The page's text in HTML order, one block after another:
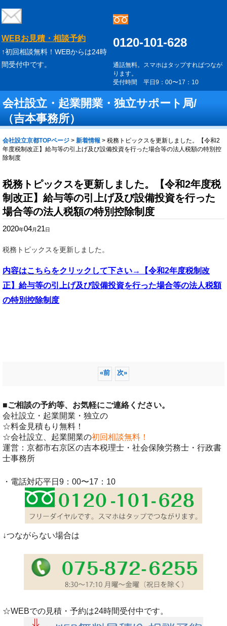
WEBお見積・相談予約
↑初回相談無料！WEBからは24時
間受付中です。
0120-101-628
通話無料。スマホはタップすればつなが
ります。
受付時間 平日9：00〜17：10
会社設立・起業開業・独立サポート局/
（吉本事務所）
会社設立京都TOPページ > 新着情報 > 税務トピックスを更新しました。【令和2
年度税制改正】給与等の引上げ及び設備投資を行った場合等の法人税額の特別控
除制度
税務トピックスを更新しました。【令和2年度税
制改正】給与等の引上げ及び設備投資を行った
場合等の法人税額の特別控除制度
2020年04月 21日
税務トピックスを更新しました。
内容はこちらをクリックして下さい→【令和2年度税制改
正】給与等の引上げ及び設備投資を行った場合等の法人税額
の特別控除制度
«前 次»
■ご相談の予約等、お気軽にご連絡ください。
会社設立・起業開業・独立の
☆料金見積もり無料！
☆会社設立、起業開業の初回相談無料！
運営：京都市右京区の吉本税理士・社会保険労務士・行政書
士事務所
・電話対応平日9：00〜17：10
↓つながらない場合は
☆WEBでの見積・予約は24時間受付中です。